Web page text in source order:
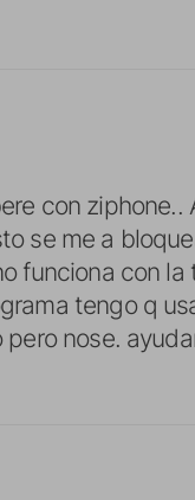
con ziphone..
se me a
funciona con la
tengo q
nose.